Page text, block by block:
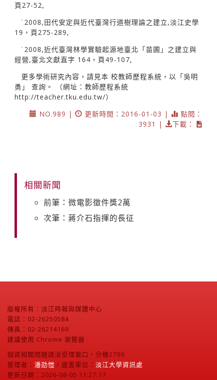
頁27-52,
˙2008,田代安定與近代臺灣行道樹理論之建立,淡江史學
19，頁275-289,
˙2008,近代臺灣林學實驗起源地臺北「苗圃」之建立與
經營,臺北文獻直字 164，頁49-107,
更多學術研究內容，請見本 校教師歷程系統，以「吳明
勇」 查詢。 （網址：教師歷程系統
http://teacher.tku.edu.tw/）
NO.989 |
更新時間：2016-01-03 |
點閱：
3931 |
下載：
相關新聞
前筆：微電影徵件獎2萬
次筆：蔣介石指揮的長征
版權所有：淡江時報與媒體中心
電話：02-26250584
傳真：02-26214169
建議使用 Chrome 瀏覽器
個資相關問題請洽受理窗口，分機2799
管理者： 潘劭愷 / 建置單位： 淡江大學資訊處
更新日期：2026-08-05 11:27:17